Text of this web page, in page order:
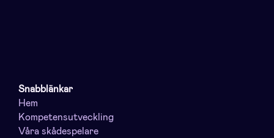
Snabblänkar
Hem
Kompetensutveckling
Våra skådespelare